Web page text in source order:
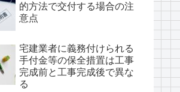
的方法で交付する場合の注
意点
宅建業者に義務付けられる
手付金等の保全措置は工事
完成前と工事完成後で異な
る